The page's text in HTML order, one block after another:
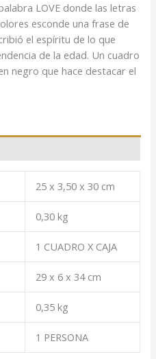
LOVE donde las letras
esconde una frase de
el espíritu de lo que
de la edad. Un cuadro
negro que hace destacar el
25 x 3,50 x 30 cm
0,30 kg
1 CUADRO X CAJA
29 x 6 x 34 cm
0,35 kg
1 PERSONA